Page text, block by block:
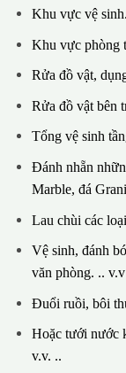
Khu vực vệ sinh.
Khu vực phòng
Rửa đồ vật,
Rửa đồ vật bên
Tổng vệ sinh
Đánh nhẵn
Marble, đá
Lau chùi các
Vệ sinh, đánh
văn phòng. .. v.v
Đuổi ruồi, bôi
Hoặc tưới nước
v.v. ..